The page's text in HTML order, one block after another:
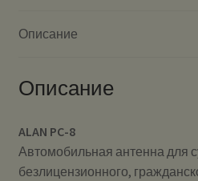
Описание
Описание
ALAN PC-8
Автомобильная антенна для
безлицензионного,